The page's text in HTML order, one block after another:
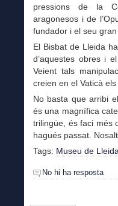
pressions de la
aragonesos i de
fundador i el seu
El Bisbat de Lleida
d’aquestes obres i
Veient tals
creien en el Vaticà
No basta que arribi
és una magnífica
trilingüe, és faci més
hagués passat.
Tags: Museu de Lleida
No hi ha resposta